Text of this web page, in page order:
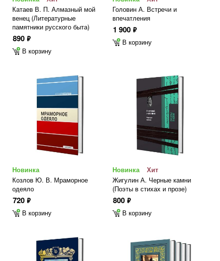
Катаев В. П. Алмазный мой
венец (Литературные
памятники русского быта)
890 ф
В корзину
Головин А. Встречи и
впечатления
1 900 ф
В корзину
Новинка
Козлов Ю. В. Мраморное
одеяло
720 ф
В корзину
Новинка
Хит
Жигулин А. Черные камни
(Поэты в стихах и прозе)
800 ф
В корзину